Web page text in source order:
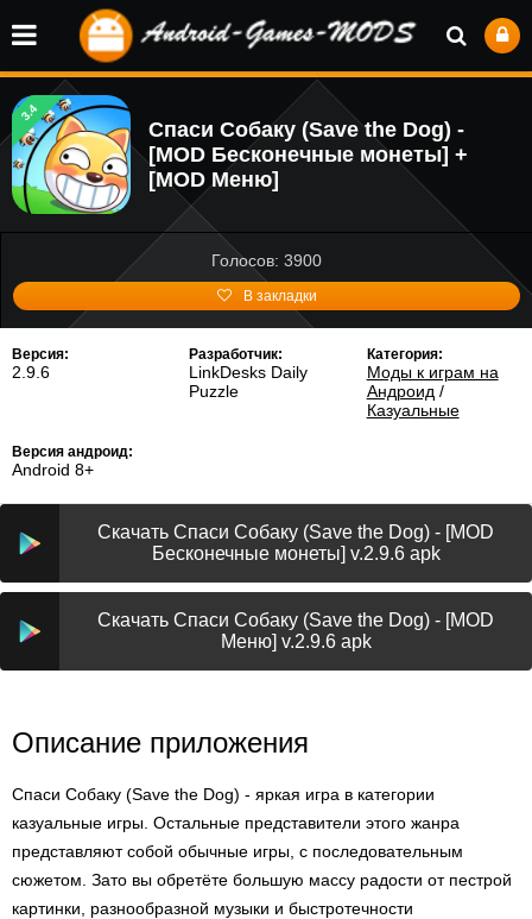
3.4
Спаси Собаку (Save the Dog) -
[MOD Бесконечные монеты] +
[MOD Меню]
Голосов: 3900
В закладки
Версия:
2.9.6
Разработчик:
LinkDesks Daily
Puzzle
Категория:
Моды к играм на
Андроид /
Казуальные
Версия андроид:
Android 8+
Скачать Спаси Собаку (Save the Dog) - [MOD
Бесконечные монеты] v.2.9.6 apk
Скачать Спаси Собаку (Save the Dog) - [MOD
Меню] v.2.9.6 apk
Описание приложения
Спаси Собаку (Save the Dog) - яркая игра в категории
казуальные игры. Остальные представители этого жанра
представляют собой обычные игры, с последовательным
сюжетом. Зато вы обретёте большую массу радости от пестрой
картинки, разнообразной музыки и быстротечности